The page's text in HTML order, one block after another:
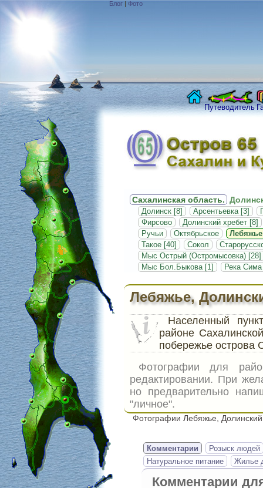
Блог | Фото
Путеводитель
Сахалинская область.
Долинск [8] Арсентьевка [3]
Фирсово
Долинский хребет [8]
Ручьи
Октябрьское
Лебяжье
Такое [40]
Сокол
Мыс Острый (Остромысовка) [28]
Мыс Бол.Быкова [1]
Река
Лебяжье,
Населенный
районе
побережье острова
Фотографии для
редактировании. При
но предварительно
"личное".
Фотографии Лебяжье,
Комментарии
Розыск людей
Натуральное питание
Жилье
Комментарии